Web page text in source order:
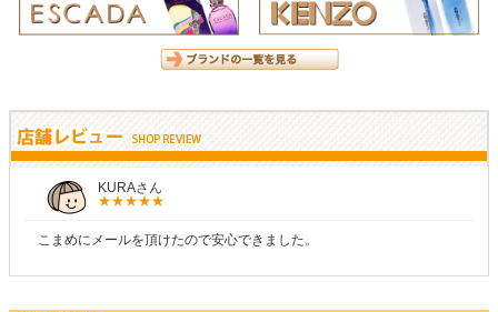
KURAさん
こまめにメールを頂けたので安心できました。